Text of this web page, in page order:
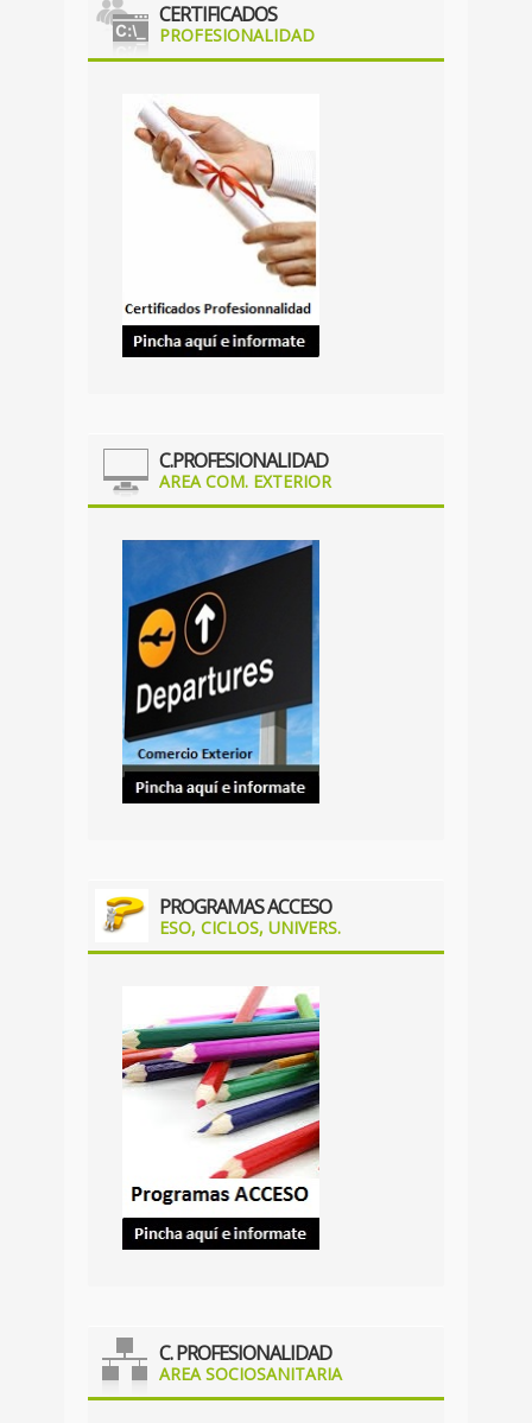
CERTIFICADOS
PROFESIONALIDAD
C.PROFESIONALIDAD
AREA COM. EXTERIOR
PROGRAMAS ACCESO
ESO, CICLOS, UNIVERS.
C. PROFESIONALIDAD
AREA SOCIOSANITARIA